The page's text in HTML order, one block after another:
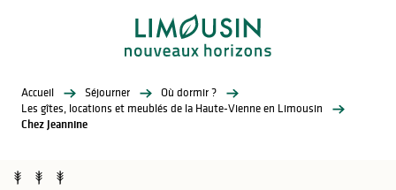
Accueil Séjourner
Où dormir ?
Les gîtes, locations et meublés de la Haute-Vienne en Limousin
Chez Jeannine